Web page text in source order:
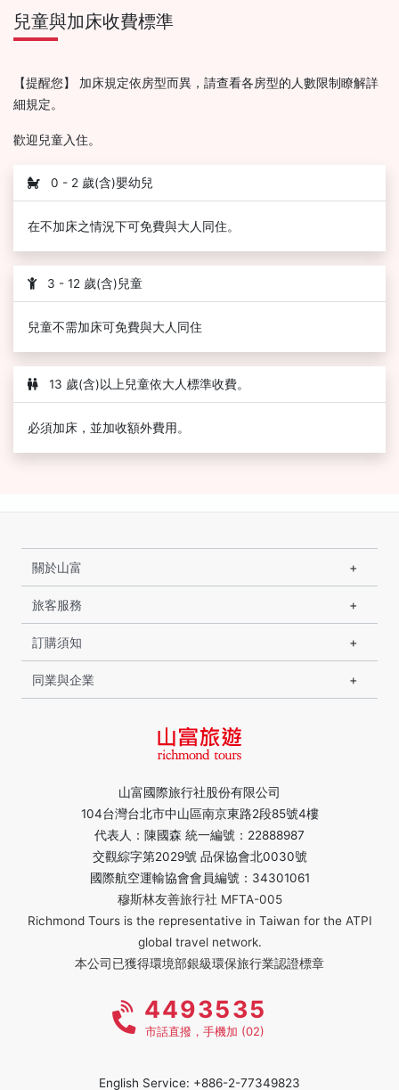
兒童與加床收費標準
【提醒您】 加床規定依房型而異，請查看各房型的人數限制瞭解詳
細規定。
歡迎兒童入住。
0 - 2 歲(含)嬰幼兒
在不加床之情況下可免費與大人同住。
3 - 12 歲(含)兒童
兒童不需加床可免費與大人同住
13 歲(含)以上兒童依大人標準收費。
必須加床，並加收額外費用。
山富國際旅行社股份有限公司
104台灣台北市中山區南京東路2段85號4樓
代表人：陳國森 統一編號：22888987
交觀綜字第2029號 品保協會北0030號
國際航空運輸協會會員編號：34301061
穆斯林友善旅行社 MFTA-005
Richmond Tours is the representative in Taiwan for the ATPI
global travel network.
本公司已獲得環境部銀級環保旅行業認證標章
關於山富
旅客服務
訂購須知
同業與企業
4493535
市話直撥，手機加 (02)
English Service: +886-2-77349823